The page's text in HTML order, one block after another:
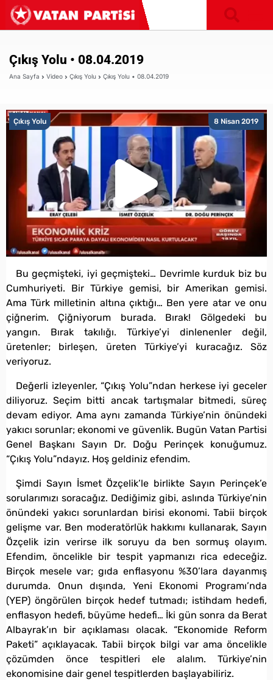
Çıkış Yolu • 08.04.2019
Ana Sayfa Video Çıkış Yolu Çıkış Yolu • 08.04.2019
8 Nisan 2019
Çıkış Yolu
Bu geçmişteki, iyi geçmişteki… Devrimle kurduk biz bu
Cumhuriyeti. Bir Türkiye gemisi, bir Amerikan gemisi.
Ama Türk milletinin altına çıktığı… Ben yere atar ve onu
çiğnerim. Çiğniyorum burada. Bırak! Gölgedeki bu
yangın. Bırak takılığı. Türkiye’yi dinlenenler değil,
üretenler; birleşen, üreten Türkiye’yi kuracağız. Söz
veriyoruz.
Değerli izleyenler, “Çıkış Yolu”ndan herkese iyi geceler
diliyoruz. Seçim bitti ancak tartışmalar bitmedi, süreç
devam ediyor. Ama aynı zamanda Türkiye’nin önündeki
yakıcı sorunlar; ekonomi ve güvenlik. Bugün Vatan Partisi
Genel Başkanı Sayın Dr. Doğu Perinçek konuğumuz.
“Çıkış Yolu”ndayız. Hoş geldiniz efendim.
Şimdi Sayın İsmet Özçelik’le birlikte Sayın Perinçek’e
sorularımızı soracağız. Dediğimiz gibi, aslında Türkiye’nin
önündeki yakıcı sorunlardan birisi ekonomi. Tabii birçok
gelişme var. Ben moderatörlük hakkımı kullanarak, Sayın
Özçelik izin verirse ilk soruyu da ben sormuş olayım.
Efendim, öncelikle bir tespit yapmanızı rica edeceğiz.
Birçok mesele var; gıda enflasyonu %30’lara dayanmış
durumda. Onun dışında, Yeni Ekonomi Programı’nda
(YEP) öngörülen birçok hedef tutmadı; istihdam hedefi,
enflasyon hedefi, büyüme hedefi… İki gün sonra da Berat
Albayrak’ın bir açıklaması olacak. “Ekonomide Reform
Paketi” açıklayacak. Tabii birçok bilgi var ama öncelikle
çözümden önce tespitleri ele alalım. Türkiye’nin
ekonomisine dair genel tespitlerden başlayabiliriz.